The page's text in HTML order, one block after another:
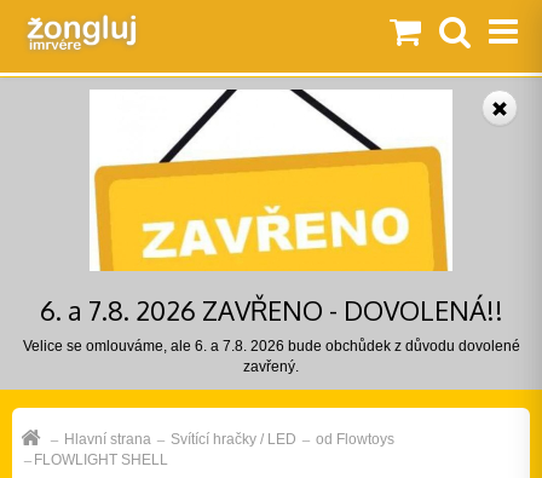
6. a 7.8. 2026 ZAVŘENO - DOVOLENÁ!!
Velice se omlouváme, ale 6. a 7.8. 2026 bude obchůdek z důvodu dovolené
zavřený.
Hlavní strana Svítící hračky / LED
od Flowtoys
FLOWLIGHT SHELL